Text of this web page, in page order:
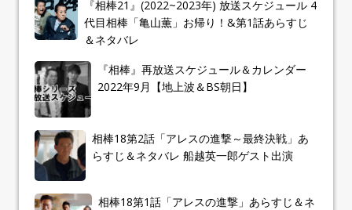
『相棒21』(2022~2023年) 放送スケジュール 4
代目相棒「亀山薫」お帰り！&第1話あらすじ
＆ネタバレ
『相棒』再放送スケジュール＆カレンダー
2022年9月【地上波＆BS朝日】
相棒18第2話「アレスの進撃～最終決戦」あ
らすじ＆ネタバレ 船越英一郎ゲスト出演
相棒18第1話「アレスの進撃」あらすじ＆ネ